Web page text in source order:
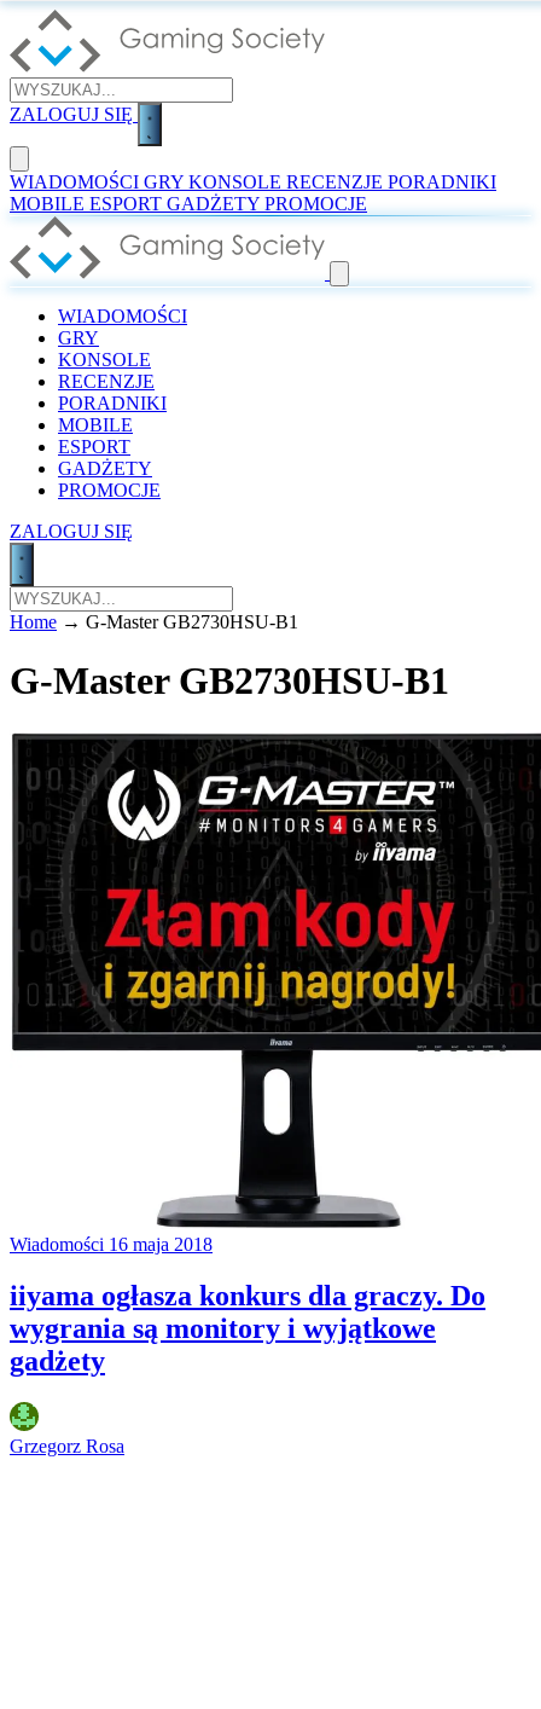
ZALOGUJ SIĘ
WIADOMOŚCI GRY KONSOLE RECENZJE PORADNIKI
MOBILE ESPORT GADŻETY PROMOCJE
WIADOMOŚCI
GRY
KONSOLE
RECENZJE
PORADNIKI
MOBILE
ESPORT
GADŻETY
PROMOCJE
ZALOGUJ SIĘ
Home → G-Master GB2730HSU-B1
G-Master GB2730HSU-B1
Wiadomości 16 maja 2018
iiyama ogłasza konkurs dla graczy. Do
wygrania są monitory i wyjątkowe
gadżety
Grzegorz Rosa